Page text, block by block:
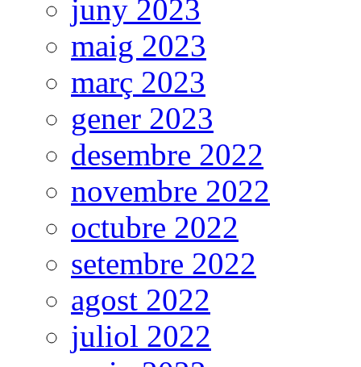
juny 2023
maig 2023
març 2023
gener 2023
desembre 2022
novembre 2022
octubre 2022
setembre 2022
agost 2022
juliol 2022